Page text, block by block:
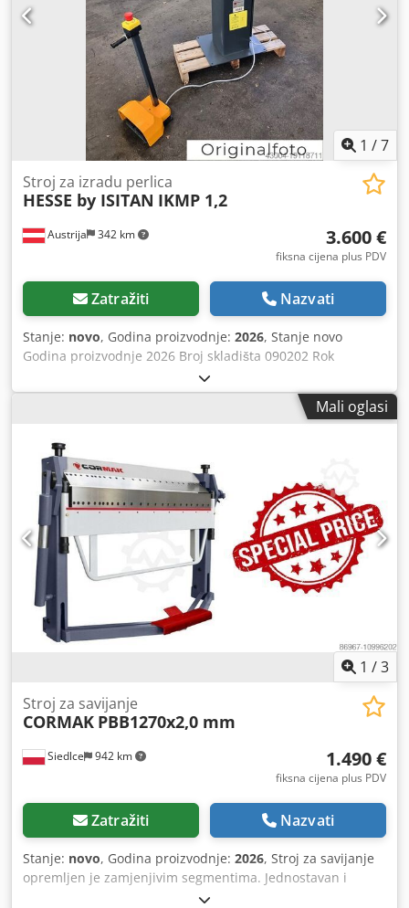
ENGLESKOM jeziku Oprema prema CE propisima
ALTERNATIVA (CIJENA NA UPIT): HIBKS 2,5 s hidrauličkim
podešavanjem gornjeg valjka
1 /7
Austrija 342 km
Stroj za izradu perlica
HESSE by ISITAN IKMP 1,2
3.600 €
fiksna cijena plus PDV
Zatražiti Nazvati
Stanje: novo, Godina proizvodnje: 2026, Stanje novo
Godina proizvodnje 2026 Broj skladišta 090202 Rok
isporuke odmah, prodaja u međuvremenu moguća Zemlja
podrijetla Turska Cijena 3600 € Na skladištu 1 kom Maks.
debljina lima - konstrukcijski čelik 1,2 mm Izbuk 100 mm
mm Motor 0,75 kW Brzina vrtnje 32 1/min Duljina 900 mm
Širina 450 mm Visina 1350 mm Težina 135 kg Stabilno
lijevano kućište Motor s kočnicom Nožni pedal Podesivi
donji valjak 8 setova valjaka Dcjdpfewirx Djx Ac Nok
Postolje Upute za uporabu na NJEMAČKOM ili ENGLESKOM
jeziku
Mali oglasi
1 /3
Siedlce 942 km
Stroj za savijanje
CORMAK PBB1270x2,0 mm
1.490 €
fiksna cijena plus PDV
Zatražiti Nazvati
Stanje: novo, Godina proizvodnje: 2026, Stroj za savijanje
opremljen je zamjenjivim segmentima. Jednostavan i
izdržljiv dizajn osigurava visoku udobnost pri radu i širok